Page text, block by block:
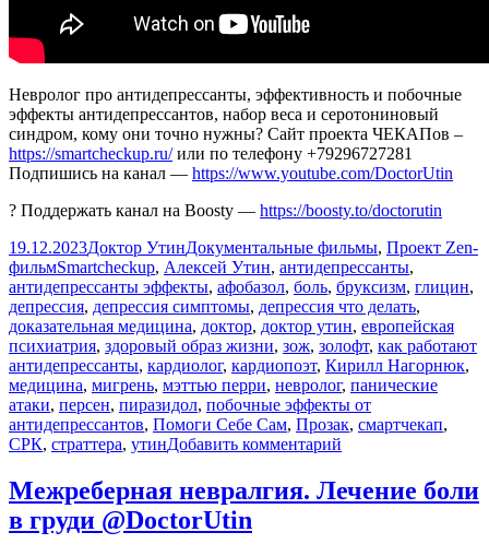
Невролог про антидепрессанты, эффективность и побочные
эффекты антидепрессантов, набор веса и серотониновый
синдром, кому они точно нужны? Сайт проекта ЧЕКАПов –
https://smartcheckup.ru/или по телефону +79296727281
Подпишись на канал — https://www.youtube.com/DoctorUtin
? Поддержать канал на Boosty — https://boosty.to/doctorutin
Опубликовано
19.12.2023Автор
Доктор УтинРубрики
Документальные фильмы, Проект Zen-
фильмМетки
Smartcheckup, Алексей Утин, антидепрессанты,
антидепрессанты эффекты, афобазол, боль, бруксизм, глицин,
депрессия, депрессия симптомы, депрессия что делать,
доказательная медицина, доктор, доктор утин, европейская
психиатрия, здоровый образ жизни, зож, золофт, как работают
антидепрессанты, кардиолог, кардиопоэт, Кирилл Нагорнюк,
медицина, мигрень, мэттью перри, невролог, панические
атаки, персен, пиразидол, побочные эффекты от
антидепрессантов, Помоги Себе Сам, Прозак, смартчекап,
СРК, страттера, утинДобавить комментарий
||
Межреберная невралгия. Лечение боли
в груди @DoctorUtin